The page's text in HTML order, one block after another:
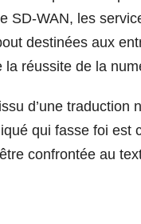
SD-WAN, les
destinées aux
réussite de la
d’une traduction
qui fasse foi est
confrontée au